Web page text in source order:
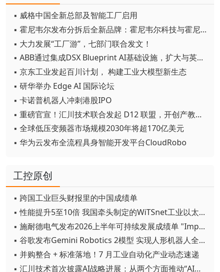
▪ 威格中国全新总部及智能工厂启用
▪ 霍尼韦尔发布分拆后全新品牌：霍尼韦尔科技与霍尼韦尔航空航天
▪ 大力发展“工厂游”，七部门联合发文！
▪ ABB通过集成DSX Blueprint AI基础设施，扩大与英伟达的合作
▪ 京东工业发起百川计划， 构建工业大模型新生态
▪ 研华举办 Edge AI 国际论坛
▪ 卡诺普机器人冲刺港股IPO
▪ 重磅官宣！汇川技术联合发起 D12 联盟，开创产教融合新范式
▪ 全球低压变频器市场规模2030年将超170亿美元
▪ 华为云发布全流程具身智能开发平台CloudRobo
工控原创
▪ 跨国工业巨头财报里的中国成绩单
▪ 性能提升5至10倍 我国牵头制定的WiTSnet工业以太网国际标准正式发布
▪ 施耐德电气发布2026上半年可持续发展成绩单 "Impact 2030"路线图开局稳健
▪ 谷歌发布Gemini Robotics 2模型 实现人形机器人全身智能控制突破
▪ 并购整合 + 标准落地！7 月工业自动化产业动态速递
▪ 汇川技术首次披露AI战略进展：从两个方面推动“AI业务化”落地